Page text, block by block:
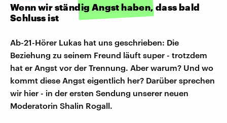
Wenn wir ständig Angst haben, dass bald
Schluss ist
Ab-21-Hörer Lukas hat uns geschrieben: Die
Beziehung zu seinem Freund läuft super - trotzdem
hat er Angst vor der Trennung. Aber warum? Und wo
kommt diese Angst eigentlich her? Darüber sprechen
wir hier - in der ersten Sendung unserer neuen
Moderatorin Shalin Rogall.